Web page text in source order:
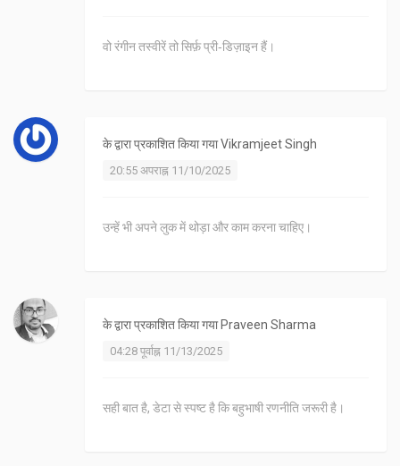
वो रंगीन तस्वीरें तो सिर्फ़ प्री‑डिज़ाइन हैं।
के द्वारा प्रकाशित किया गयाVikramjeet Singh
20:55 अपराह्न 11/10/2025
उन्हें भी अपने लुक में थोड़ा और काम करना चाहिए।
के द्वारा प्रकाशित किया गया Praveen Sharma
04:28 पूर्वाह्न 11/13/2025
सही बात है, डेटा से स्पष्ट है कि बहुभाषी रणनीति जरूरी है।